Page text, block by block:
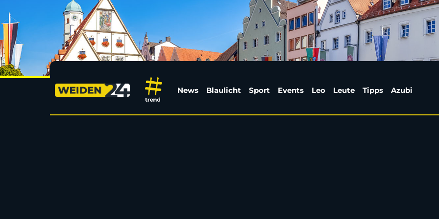
Sexueller Übergriff im Freibad: Mann fasst
News Blaulicht Sport Events Leo Leute Tipps Azubi